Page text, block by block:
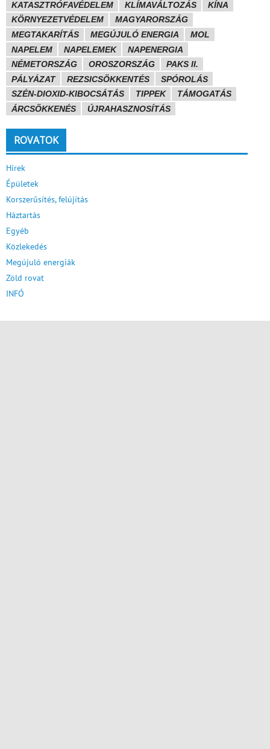
KATASZTRÓFAVÉDELEM
KLÍMAVÁLTOZÁS
KÍNA
KÖRNYEZETVÉDELEM
MAGYARORSZÁG
MEGTAKARÍTÁS
MEGÚJULÓ ENERGIA
MOL
NAPELEM
NAPELEMEK
NAPENERGIA
NÉMETORSZÁG
OROSZORSZÁG
PAKS II.
PÁLYÁZAT
REZSICSÖKKENTÉS
SPÓROLÁS
SZÉN-DIOXID-KIBOCSÁTÁS
TIPPEK
TÁMOGATÁS
ÁRCSÖKKENÉS
ÚJRAHASZNOSÍTÁS
ROVATOK
Hírek
Épületek
Korszerűsítés, felújítás
Háztartás
Egyéb
Közlekedés
Megújuló energiák
Zöld rovat
INFÓ